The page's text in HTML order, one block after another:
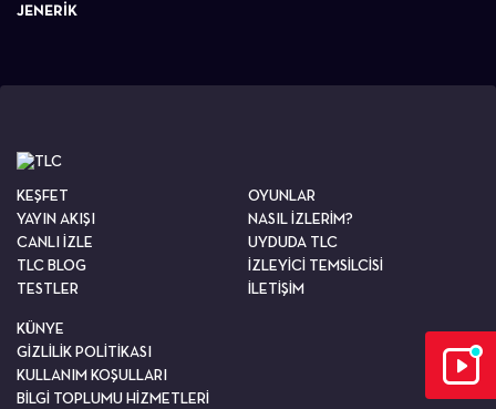
JENERİK
KEŞFET
YAYIN AKIŞI
CANLI İZLE
TLC BLOG
TESTLER
OYUNLAR
NASIL İZLERİM?
UYDUDA TLC
İZLEYİCİ TEMSİLCİSİ
İLETİŞİM
KÜNYE
GİZLİLİK POLİTİKASI
KULLANIM KOŞULLARI
BİLGİ TOPLUMU HİZMETLERİ